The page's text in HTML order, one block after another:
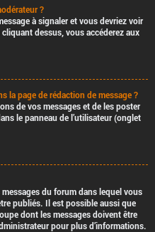
?
à signaler et vous devriez voir
dessus, vous accéderez aux
la page de rédaction de message ?
de vos messages et de les poster
le panneau de l’utilisateur (onglet
du forum dans lequel vous
publiés. Il est possible aussi que
dont les messages doivent être
pour plus d’informations.